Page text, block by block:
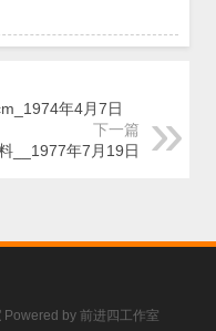
年4月7日
下一篇
__1977年7月19日
Powered by 前进四工作室